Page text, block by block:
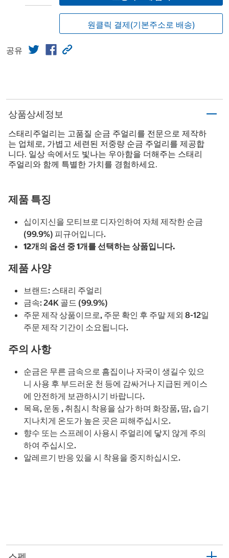
원클릭 결제(기본주소로 배송)
공유
상품상세정보
스태리주얼리는 고품질 순금 주얼리를 전문으로 제작하
는 업체로, 가볍고 세련된 저중량 순금 주얼리를 제공합
니다. 일상 속에서도 빛나는 우아함을 더해주는 스태리
주얼리와 함께 특별한 가치를 경험하세요.
제품 특징
십이지신을 모티브로 디자인하여 자체 제작한 순금
(99.9%) 피규어입니다.
12개의 옵션 중 1개를 선택하는 상품입니다.
제품 사양
브랜드: 스태리 주얼리
금속: 24K 골드 (99.9%)
주문 제작 상품이므로, 주문 확인 후 주말 제외 8-12일
주문 제작 기간이 소요됩니다.
주의 사항
순금은 무른 금속으로 흠집이나 자국이 생길수 있으
니 사용 후 부드러운 천 등에 감싸거나 지급된 케이스
에 안전하게 보관하시기 바랍니다.
목욕, 운동 , 취침시 착용을 삼가 하며 화장품, 땀, 습기
지나치게 온도가 높은 곳은 피해주십시오.
향수 또는 스프레이 사용시 주얼리에 닿지 않게 주의
하여 주십시오.
알레르기 반응 있을 시 착용을 중지하십시오.